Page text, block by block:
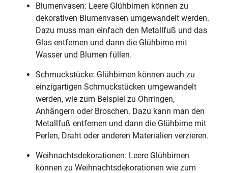
Blumenvasen: Leere Glühbirnen können zu
dekorativen Blumenvasen umgewandelt werden.
Dazu muss man einfach den Metallfuß und das
Glas entfernen und dann die Glühbirne mit
Wasser und Blumen füllen.
Schmuckstücke: Glühbirnen können auch zu
einzigartigen Schmuckstücken umgewandelt
werden, wie zum Beispiel zu Ohrringen,
Anhängern oder Broschen. Dazu kann man den
Metallfuß entfernen und dann die Glühbirne mit
Perlen, Draht oder anderen Materialien verzieren.
Weihnachtsdekorationen: Leere Glühbirnen
können zu Weihnachtsdekorationen wie zum